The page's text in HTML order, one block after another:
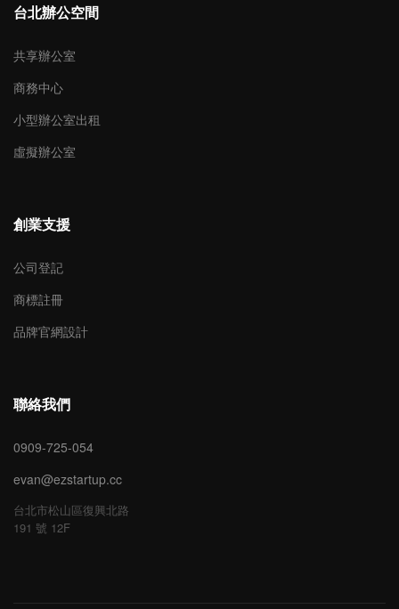
台北辦公空間
共享辦公室
商務中心
小型辦公室出租
虛擬辦公室
創業支援
公司登記
商標註冊
品牌官網設計
聯絡我們
0909-725-054
evan@ezstartup.cc
台北市松山區復興北路
191 號 12F